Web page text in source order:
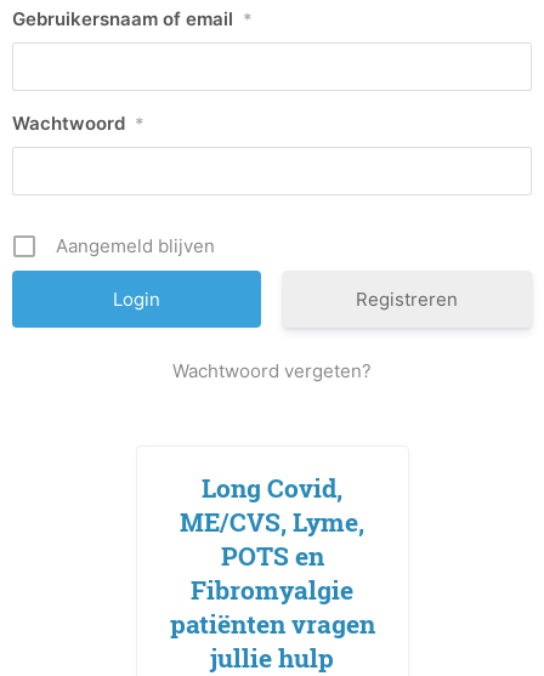
Gebruikersnaam of email *
Wachtwoord *
Aangemeld blijven
Registreren
Wachtwoord vergeten?
Long Covid,
ME/CVS, Lyme,
POTS en
Fibromyalgie
patiënten vragen
jullie hulp